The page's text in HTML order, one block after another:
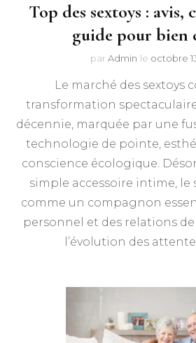
Top des sextoys : avis,
guide pour bien
par Admin le octobre
Le marché des sextoys
transformation
décennie, marquée par une
technologie de pointe,
conscience écologique.
simple accessoire intime, le
comme un compagnon
personnel et des relations de
l’évolution des